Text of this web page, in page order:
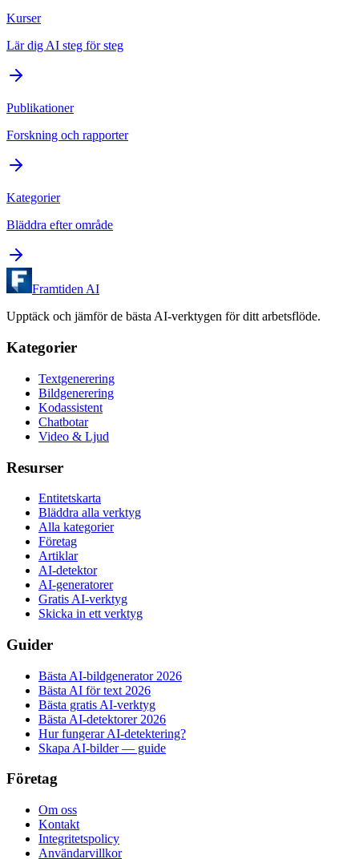
Kurser
Lär dig AI steg för steg
Publikationer
Forskning och rapporter
Kategorier
Bläddra efter område
Framtiden AI
Upptäck och jämför de bästa AI-verktygen för ditt arbetsflöde.
Kategorier
Textgenerering
Bildgenerering
Kodassistent
Chatbotar
Video & Ljud
Resurser
Entitetskarta
Bläddra alla verktyg
Alla kategorier
Företag
Artiklar
AI-detektor
AI-generatorer
Gratis AI-verktyg
Skicka in ett verktyg
Guider
Bästa AI-bildgenerator 2026
Bästa AI för text 2026
Bästa gratis AI-verktyg
Bästa AI-detektorer 2026
Hur fungerar AI-detektering?
Skapa AI-bilder — guide
Företag
Om oss
Kontakt
Integritetspolicy
Användarvillkor